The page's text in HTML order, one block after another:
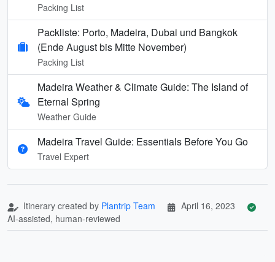
Packing List
Packliste: Porto, Madeira, Dubai und Bangkok
(Ende August bis Mitte November)
Packing List
Madeira Weather & Climate Guide: The Island of
Eternal Spring
Weather Guide
Madeira Travel Guide: Essentials Before You Go
Travel Expert
Itinerary created by Plantrip Team
April 16, 2023
AI-assisted, human-reviewed